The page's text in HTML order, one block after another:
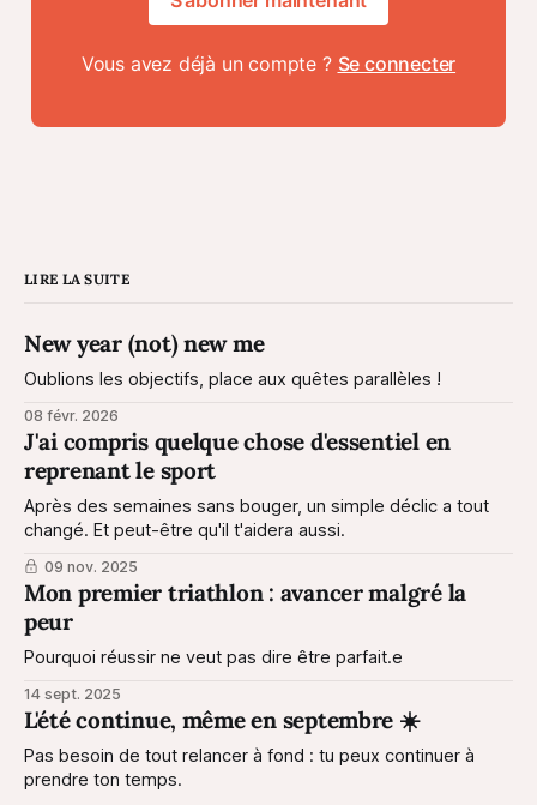
Vous avez déjà un compte ? Se connecter
LIRE LA SUITE
New year (not) new me
Oublions les objectifs, place aux quêtes parallèles !
08 févr. 2026
J'ai compris quelque chose d'essentiel en
reprenant le sport
Après des semaines sans bouger, un simple déclic a tout
changé. Et peut-être qu'il t'aidera aussi.
09 nov. 2025
Mon premier triathlon : avancer malgré la
peur
Pourquoi réussir ne veut pas dire être parfait.e
14 sept. 2025
L'été continue, même en septembre ☀️
Pas besoin de tout relancer à fond : tu peux continuer à
prendre ton temps.